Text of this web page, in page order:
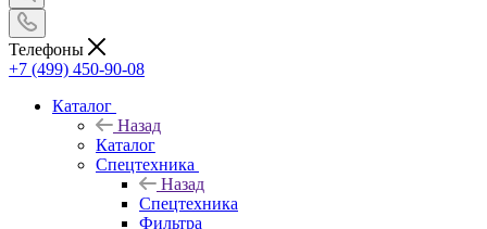
Телефоны
+7 (499) 450-90-08
Каталог
Назад
Каталог
Спецтехника
Назад
Спецтехника
Фильтра